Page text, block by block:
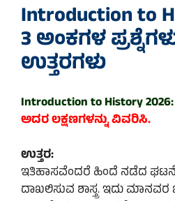
Introduction to
3 ಅಂಕಗಳ
ಉತ್ತರಗಳು
Introduction to History 2026:
ಅದರ ಲಕ್ಷಣಗಳನ್ನು ವಿವರಿಸಿ.
ಉತ್ತರ:
ಇತಿಹಾಸವೆಂದರೆ ಹಿಂದೆ ನಡೆದ
ದಾಖಲಿಸುವ ಶಾಸ್ತ್ರ. ಇದು